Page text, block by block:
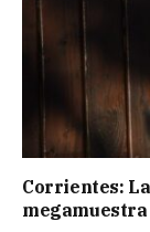
Corrientes: